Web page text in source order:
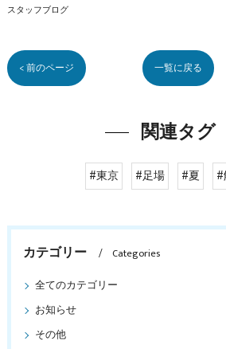
スタッフブログ
< 前のページ 一覧に戻る
関連タグ
#東京 #足場 #夏
カテゴリー
Categories
全てのカテゴリー
お知らせ
その他